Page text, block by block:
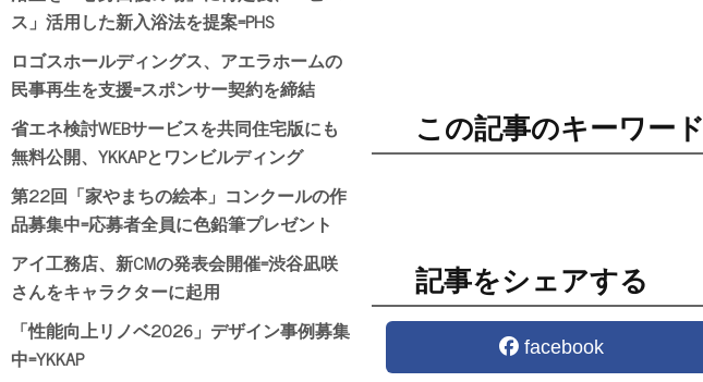
この記事のキーワード
記事をシェアする
facebook
ス」活用した新入浴法を提案=PHS
ロゴスホールディングス、アエラホームの
民事再生を支援=スポンサー契約を締結
省エネ検討WEBサービスを共同住宅版にも
無料公開、YKKAPとワンビルディング
第22回「家やまちの絵本」コンクールの作
品募集中=応募者全員に色鉛筆プレゼント
アイ工務店、新CMの発表会開催=渋谷凪咲
さんをキャラクターに起用
「性能向上リノベ2026」デザイン事例募集
中=YKKAP